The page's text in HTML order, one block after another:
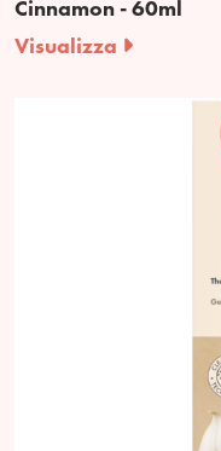
Cinnamon - 60ml
Visualizza